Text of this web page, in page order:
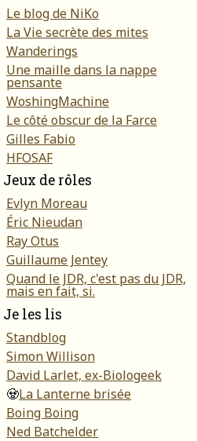
Le blog de NiKo
La Vie secrète des mites
Wanderings
Une maille dans la nappe
pensante
WoshingMachine
Le côté obscur de la Farce
Gilles Fabio
HFOSAF
Jeux de rôles
Evlyn Moreau
Éric Nieudan
Ray Otus
Guillaume Jentey
Quand le JDR, c'est pas du JDR,
mais en fait, si.
Je les lis
Standblog
Simon Willison
David Larlet, ex-Biologeek
🧟La Lanterne brisée
Boing Boing
Ned Batchelder